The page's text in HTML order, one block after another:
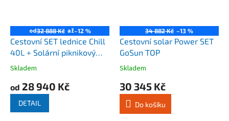
od32 888 Kč až–12 %
Cestovní SET lednice Chill
40L + Solární piknikový
stolek 60W + Power 144W
Průměrné
produktu
Skladem
od 28 940 Kč
DETAIL
34 882 Kč –13 %
Cestovní solar Power SET
GoSun TOP
Průměrné
produktu
4,8
Skladem
30 345 Kč
Do košíku